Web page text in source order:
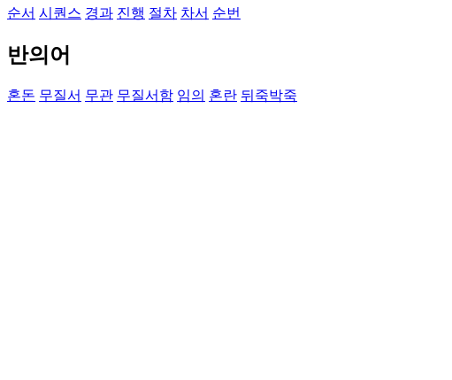
순서 시퀀스 경과 진행 절차 차서 순번
반의어
혼돈 무질서 무관 무질서함 임의 혼란 뒤죽박죽